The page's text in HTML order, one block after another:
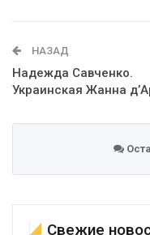
НАЗАД
Надежда Савченко.
Украинская Жанна
Свежие